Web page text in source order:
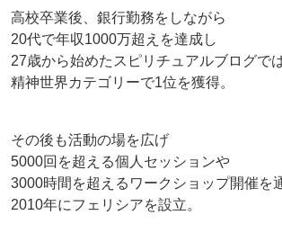
高校卒業後、銀行勤務をしながら
20代で年収1000万超えを達成し
27歳から始めたスピリチュアルブログで
精神世界カテゴリーで1位を獲得。
その後も活動の場を広げ
5000回を超える個人セッションや
3000時間を超えるワークショップ開催を
2010年にフェリシアを設立。